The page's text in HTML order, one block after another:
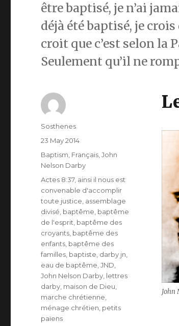
être baptisé, je n’ai
déjà été baptisé, je
croit que c’est selon la
Seulement qu’il ne
John
Author
Sosthenes
Posted
23 May 2014
Categories
Baptism Français ,John
Nelson Darby
Tags
Actes 8:37, ainsi il nous est
convenable d'accomplir
toute justice assemblage
divisé baptême baptême
de l'esprit baptême des
croyants baptême des
enfants baptême des
familles baptiste darby jn
eau de baptême ,JND
John Nelson Darby lettres
darby maison de Dieu
marche chrétienne
ménage chrétien petits
païens